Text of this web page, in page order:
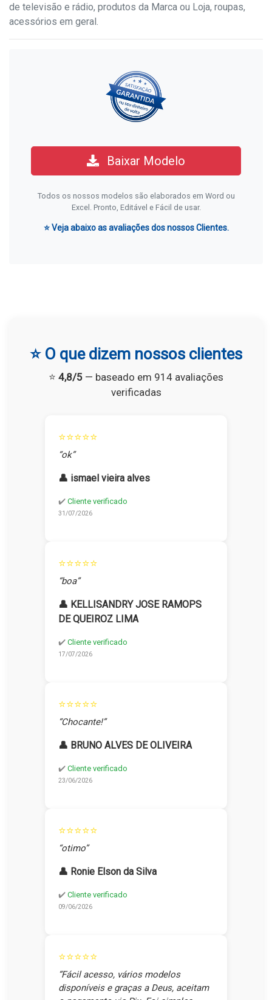
de televisão e rádio, produtos da Marca ou Loja, roupas,
acessórios em geral.
Baixar Modelo
Todos os nossos modelos são elaborados em Word ou
Excel. Pronto, Editável e Fácil de usar.
⭐ Veja abaixo as avaliações dos nossos Clientes.
⭐ O que dizem nossos clientes
⭐ 4,8/5 — baseado em 914 avaliações
verificadas
⭐⭐⭐⭐⭐
“ok”
👤 ismael vieira alves
✔️ Cliente verificado
31/07/2026
⭐⭐⭐⭐⭐
“boa”
👤 KELLISANDRY JOSE RAMOPS
DE QUEIROZ LIMA
✔️ Cliente verificado
17/07/2026
⭐⭐⭐⭐⭐
“Chocante!”
👤 BRUNO ALVES DE OLIVEIRA
✔️ Cliente verificado
23/06/2026
⭐⭐⭐⭐⭐
“otimo”
👤 Ronie Elson da Silva
✔️ Cliente verificado
09/06/2026
⭐⭐⭐⭐⭐
“Fácil acesso, vários modelos
disponíveis e graças a Deus, aceitam